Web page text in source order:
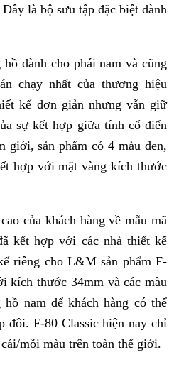
là bộ sưu tập đặc biệt dành
dành cho phái nam và cũng
chạy nhất của thương hiệu
kế đơn giản nhưng vẫn giữ
sự kết hợp giữa tính cổ điển
giới, sản phẩm có 4 màu đen,
hợp với mặt vàng kích thước
của khách hàng về mẫu mã
kết hợp với các nhà thiết kế
riêng cho L&M sản phẩm F-
kích thước 34mm và các màu
nam để khách hàng có thể
đôi. F-80 Classic hiện nay chỉ
mỗi màu trên toàn thế giới.